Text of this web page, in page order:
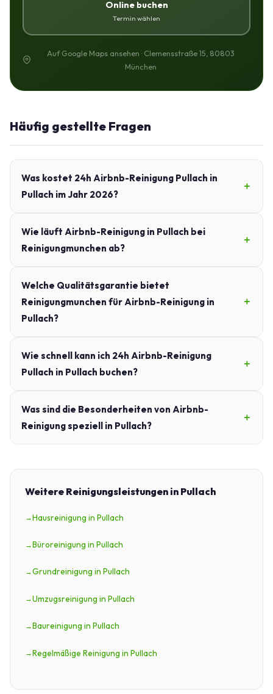
Online buchen
Termin wählen
Auf Google Maps ansehen · Clemensstraße 15, 80803
München
Häufig gestellte Fragen
Was kostet 24h Airbnb-Reinigung Pullach in
Pullach im Jahr 2026?
Wie läuft Airbnb-Reinigung in Pullach bei
Reinigungmunchen ab?
Welche Qualitätsgarantie bietet
Reinigungmunchen für Airbnb-Reinigung in
Pullach?
Wie schnell kann ich 24h Airbnb-Reinigung
Pullach in Pullach buchen?
Was sind die Besonderheiten von Airbnb-
Reinigung speziell in Pullach?
Weitere Reinigungsleistungen in Pullach
Hausreinigung in Pullach
Büroreinigung in Pullach
Grundreinigung in Pullach
Umzugsreinigung in Pullach
Baureinigung in Pullach
Regelmäßige Reinigung in Pullach